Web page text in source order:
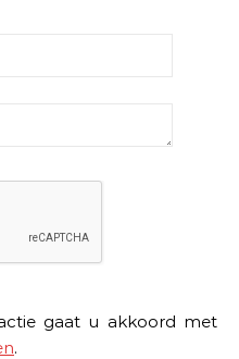
gaat u akkoord met
.